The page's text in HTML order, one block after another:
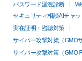
パスワード漏洩診断
セキュリティ相談AIチャッ
実在証明・盗聴対策
サイバー攻撃対策（GMO
サイバー攻撃対策（GMO